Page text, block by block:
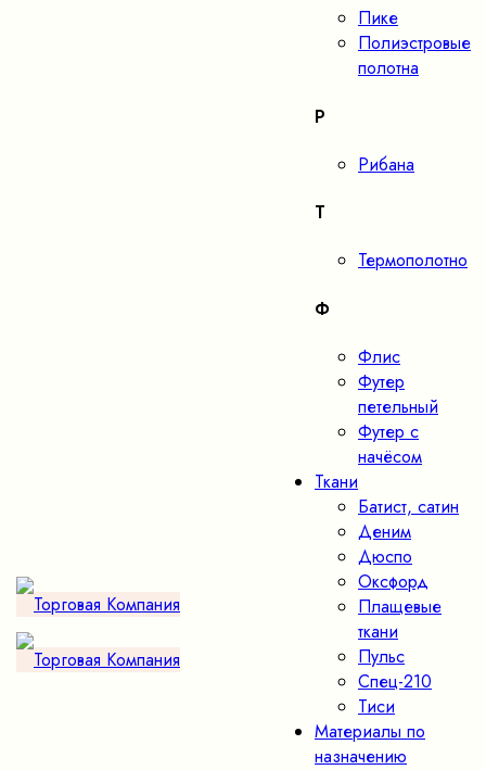
Пике
Полиэстровые
полотна
Р
Рибана
Т
Термополотно
Ф
Флис
Футер
петельный
Футер с
начёсом
Ткани
Батист, сатин
Деним
Дюспо
Оксфорд
Плащевые
ткани
Пульс
Спец-210
Тиси
Материалы по
назначению